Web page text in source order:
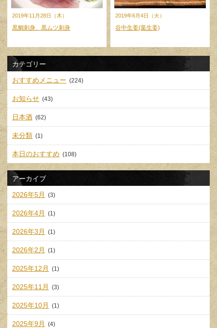
2019年11月28日（木）
黒鯛刺身、黒ムツ刺身
2019年6月4日（火）
谷中生姜(葉生姜)
カテゴリー
おすすめメニュー (224)
お知らせ (43)
日本酒 (62)
未分類 (1)
本日のおすすめ (108)
アーカイブ
2026年5月 (3)
2026年4月 (1)
2026年3月 (1)
2026年2月 (1)
2025年12月 (1)
2025年11月 (3)
2025年10月 (1)
2025年9月 (4)